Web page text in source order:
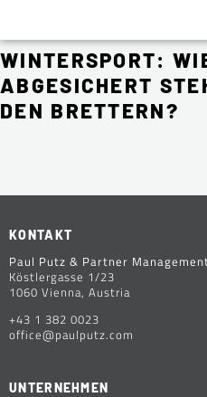
WINTERSPORT:
ABGESICHERT
DEN BRETTERN?
KONTAKT
Paul Putz & Partner
Köstlergasse 1/23
1060 Vienna, Austria
+43 1 382 0023
office@paulputz.com
UNTERNEHMEN